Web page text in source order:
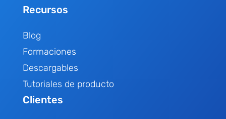
Recursos
Blog
Formaciones
Descargables
Tutoriales de producto
Clientes